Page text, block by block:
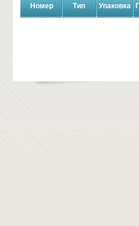
Номер Тип Упаковка